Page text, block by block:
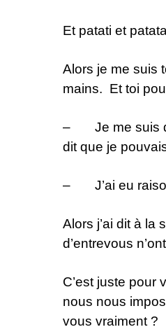
Et patati et
Alors je me suis
mains. Et toi
– Je me suis
dit que je
– J’ai eu raison
Alors j’ai dit à la
d’entrevous
C’est juste pour
nous nous
vous vraiment ?